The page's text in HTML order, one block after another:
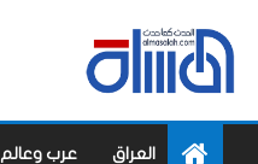
العراق عرب وعالم